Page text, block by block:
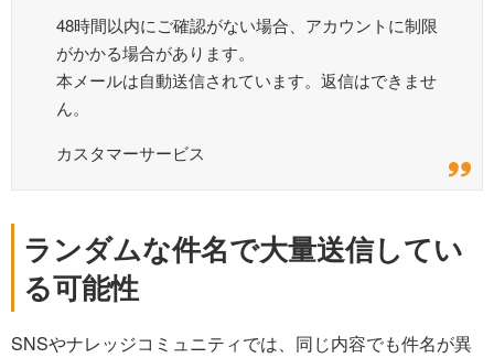
48時間以内にご確認がない場合、アカウントに制限
がかかる場合があります。
本メールは自動送信されています。返信はできませ
ん。
カスタマーサービス
ランダムな件名で大量送信してい
る可能性
SNSやナレッジコミュニティでは、同じ内容でも件名が異